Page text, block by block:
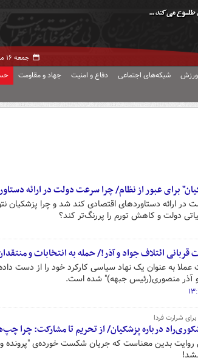
جمعه ۱۶ مرداد ۱۴۰۵ -
ورزش شبکه‌های اجتماعی دفاع و امنیت جهاد و مقاومت
برای عبور از نظام/ چرا سرعت دولت در ارائه
در ارائه دستاوردهای اقتصادی کند شد و چرا پزشکیان
دولت و کاهش تورم را پررنگ‌تر کند؟
ائتلاف جواد و آذر!/ حمله به انتخابات و
به عنوان یک نهاد سیاسی کارکرد خود را از دست
آذر منصوری(رئیس جبهه)" شده است.
شرارت فردا
درباره پزشکیان/ از تحریم تا مشارکت: چرا
روایت بدین معناست که جریان شکست خورده‌ی "پرونده